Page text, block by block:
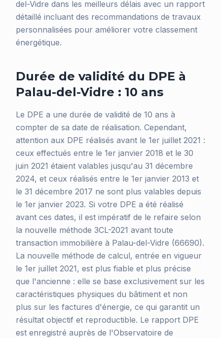
del-Vidre dans les meilleurs délais avec un rapport
détaillé incluant des recommandations de travaux
personnalisées pour améliorer votre classement
énergétique.
Durée de validité du DPE à
Palau-del-Vidre : 10 ans
Le DPE a une durée de validité de 10 ans à
compter de sa date de réalisation. Cependant,
attention aux DPE réalisés avant le 1er juillet 2021 :
ceux effectués entre le 1er janvier 2018 et le 30
juin 2021 étaient valables jusqu'au 31 décembre
2024, et ceux réalisés entre le 1er janvier 2013 et
le 31 décembre 2017 ne sont plus valables depuis
le 1er janvier 2023. Si votre DPE a été réalisé
avant ces dates, il est impératif de le refaire selon
la nouvelle méthode 3CL-2021 avant toute
transaction immobilière à Palau-del-Vidre (66690).
La nouvelle méthode de calcul, entrée en vigueur
le 1er juillet 2021, est plus fiable et plus précise
que l'ancienne : elle se base exclusivement sur les
caractéristiques physiques du bâtiment et non
plus sur les factures d'énergie, ce qui garantit un
résultat objectif et reproductible. Le rapport DPE
est enregistré auprès de l'Observatoire de